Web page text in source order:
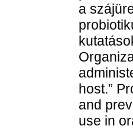
a
host.”
and
use in